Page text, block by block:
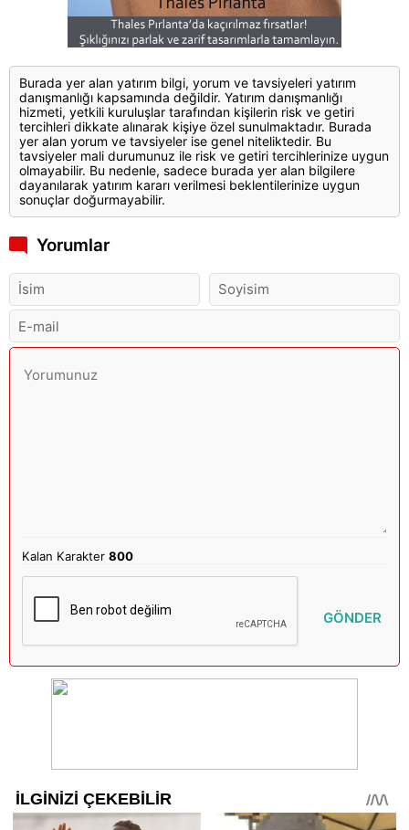
Burada yer alan yatırım bilgi, yorum ve tavsiyeleri yatırım
danışmanlığı kapsamında değildir. Yatırım danışmanlığı
hizmeti, yetkili kuruluşlar tarafından kişilerin risk ve getiri
tercihleri dikkate alınarak kişiye özel sunulmaktadır. Burada
yer alan yorum ve tavsiyeler ise genel niteliktedir. Bu
tavsiyeler mali durumunuz ile risk ve getiri tercihlerinize uygun
olmayabilir. Bu nedenle, sadece burada yer alan bilgilere
dayanılarak yatırım kararı verilmesi beklentilerinize uygun
sonuçlar doğurmayabilir.
Yorumlar
Kalan Karakter800
GÖNDER